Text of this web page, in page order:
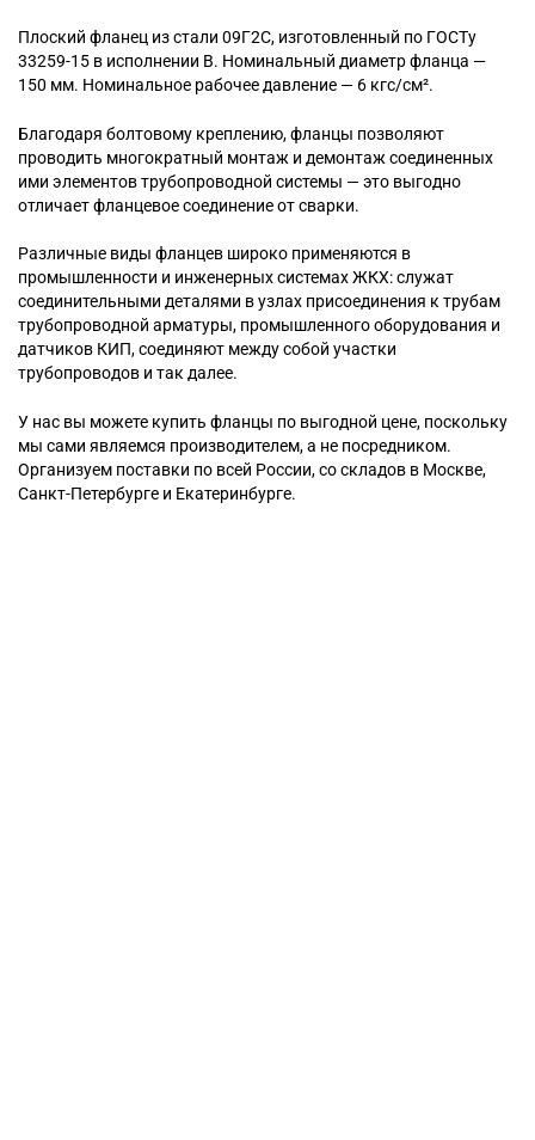
Плоский фланец из стали 09Г2С, изготовленный по ГОСТу
33259-15 в исполнении B. Номинальный диаметр фланца —
150 мм. Номинальное рабочее давление — 6 кгс/см².
Благодаря болтовому креплению, фланцы позволяют
проводить многократный монтаж и демонтаж соединенных
ими элементов трубопроводной системы — это выгодно
отличает фланцевое соединение от сварки.
Различные виды фланцев широко применяются в
промышленности и инженерных системах ЖКХ: служат
соединительными деталями в узлах присоединения к трубам
трубопроводной арматуры, промышленного оборудования и
датчиков КИП, соединяют между собой участки
трубопроводов и так далее.
У нас вы можете купить фланцы по выгодной цене, поскольку
мы сами являемся производителем, а не посредником.
Организуем поставки по всей России, со складов в Москве,
Санкт-Петербурге и Екатеринбурге.